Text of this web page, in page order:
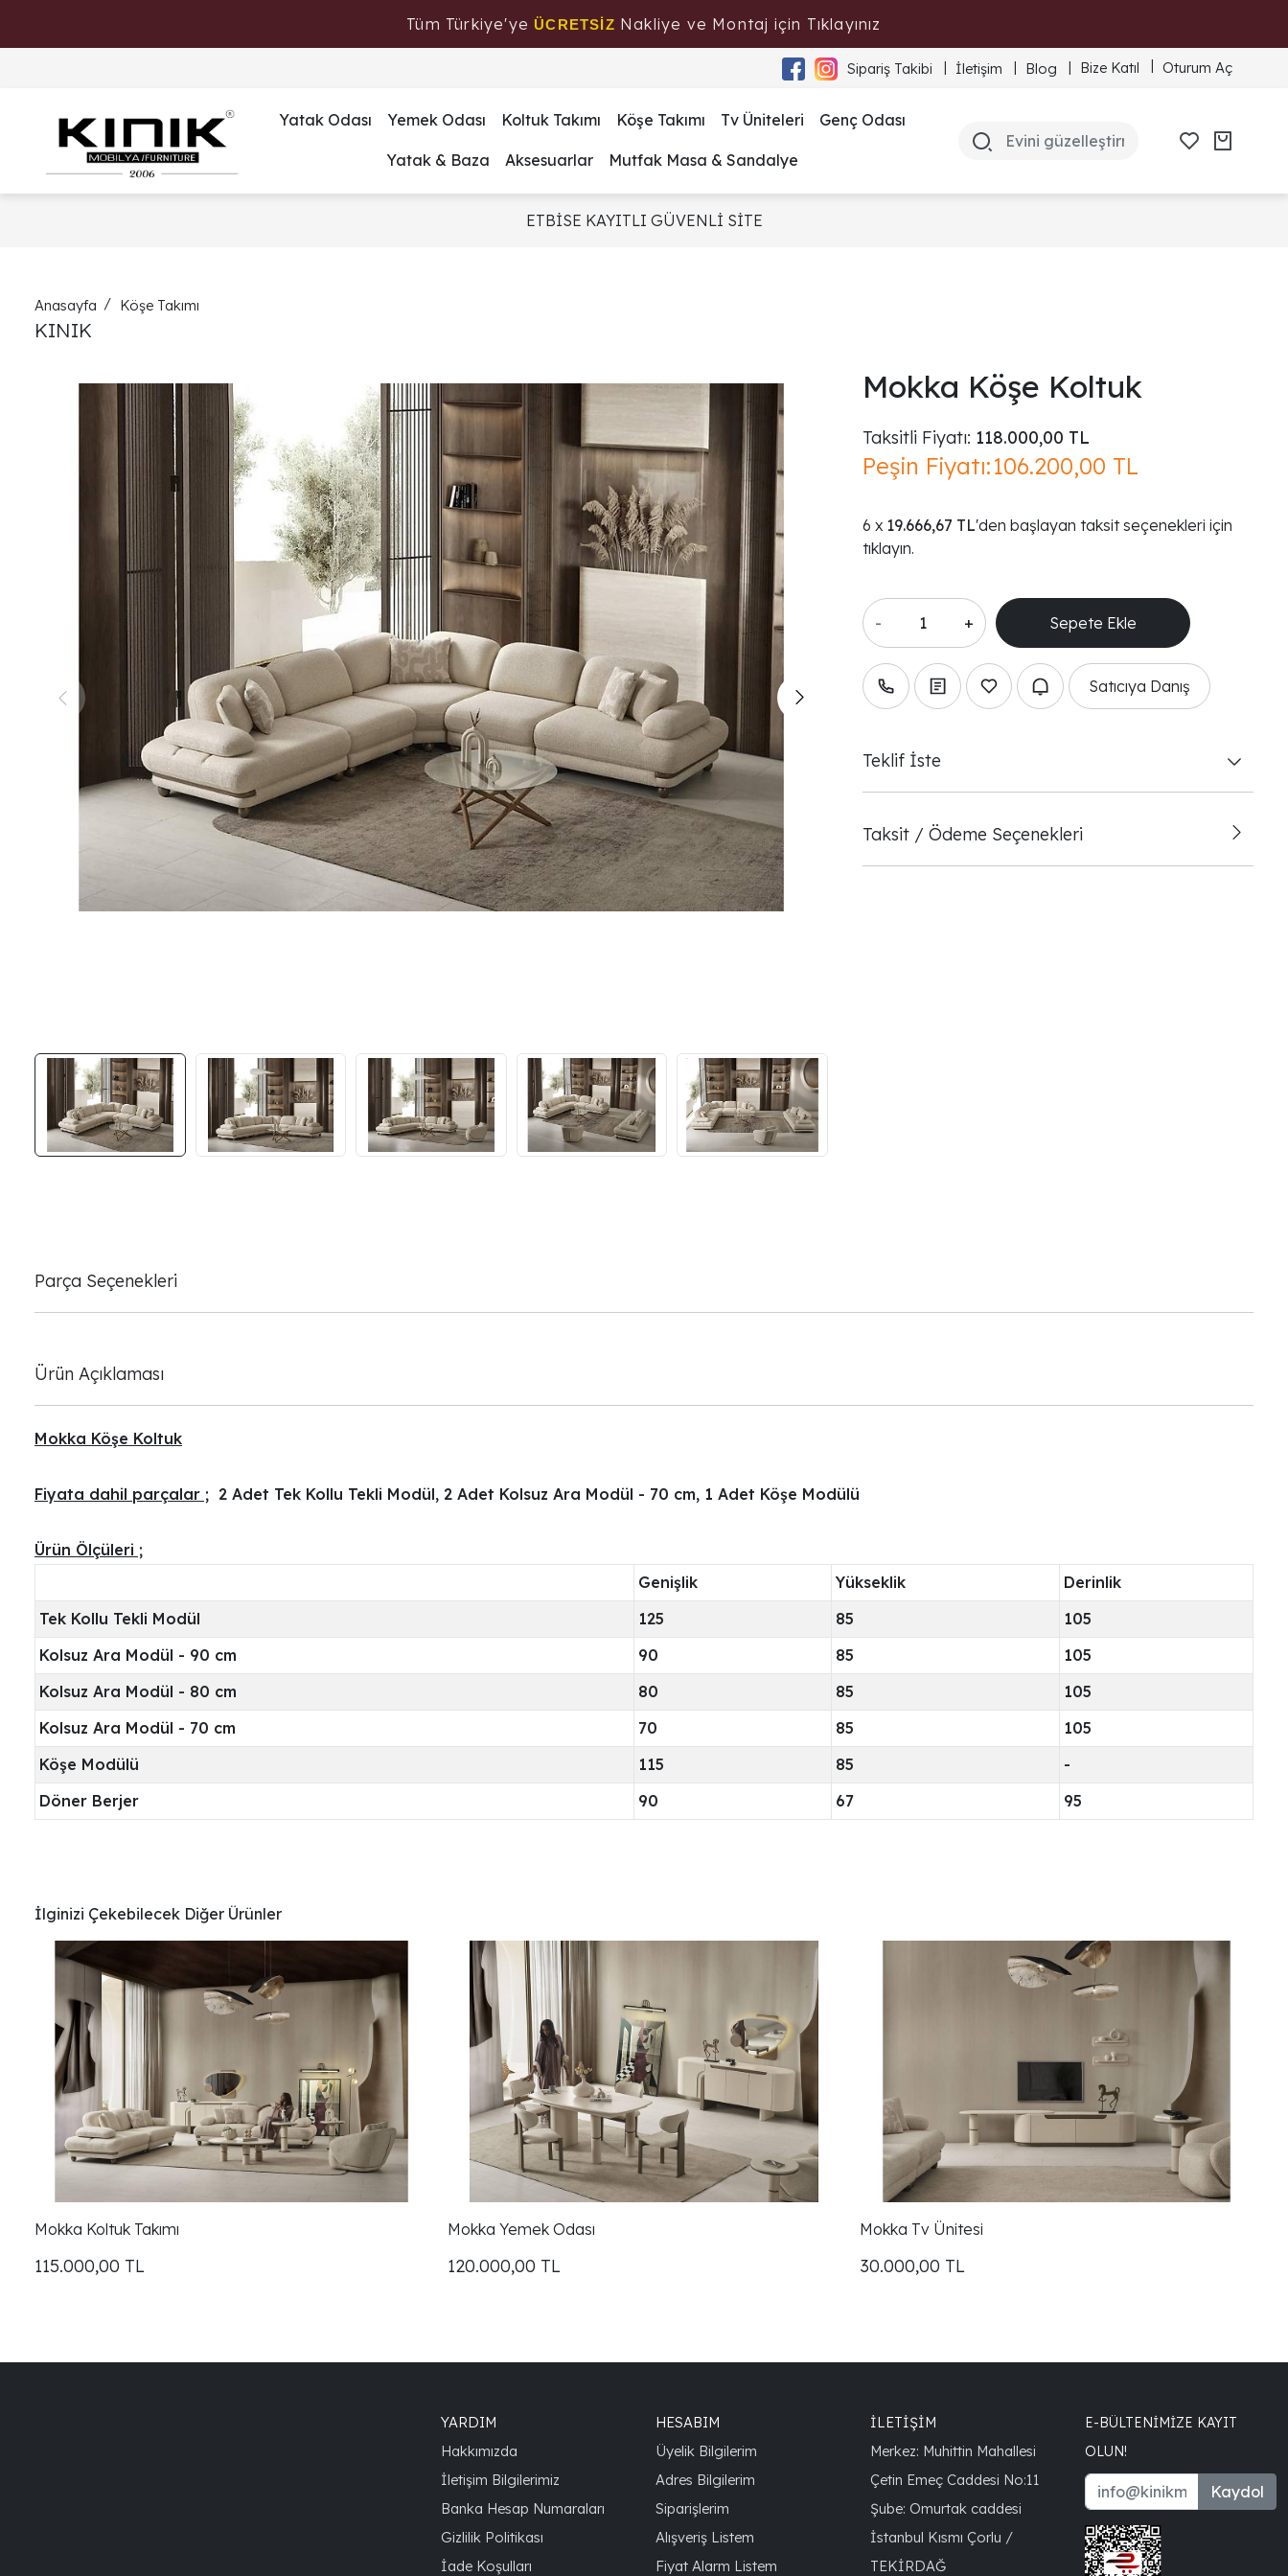
Tüm Türkiye'ye ÜCRETSİZ Nakliye ve Montaj için Tıklayınız
Sipariş Takibi İletişim Blog Bize Katıl Oturum Aç
Yatak Odası Yemek Odası Koltuk Takımı Köşe Takımı Tv Üniteleri Genç Odası
Yatak & Baza Aksesuarlar Mutfak Masa & Sandalye
ETBİSE KAYITLI GÜVENLİ SİTE
Anasayfa Köşe Takımı
KINIK
Mokka Köşe Koltuk
Taksitli Fiyatı: 118.000,00 TL
Peşin Fiyatı:106.200,00 TL
19.666,67 TL'den başlayan taksit seçenekleri için
tıklayın.
- +
Satıcıya Danış
Teklif İste
Taksit / Ödeme Seçenekleri
Parça Seçenekleri
Ürün Açıklaması
Mokka Köşe Koltuk
Fiyata dahil parçalar ; 2 Adet Tek Kollu Tekli Modül, 2 Adet Kolsuz Ara Modül - 70 cm, 1 Adet Köşe Modülü
Ürün Ölçüleri ;
Genişlik
Yükseklik
Derinlik
Tek Kollu Tekli Modül
125 85
105
Kolsuz Ara Modül - 90 cm
90 85
105
Kolsuz Ara Modül - 80 cm
80 85
105
Kolsuz Ara Modül - 70 cm
70 85
105
Köşe Modülü
115 85
-
Döner Berjer
90 67 95
İlginizi Çekebilecek Diğer Ürünler
Mokka Koltuk Takımı
115.000,00 TL
Mokka Yemek Odası
120.000,00 TL
Mokka Tv Ünitesi
30.000,00 TL
YARDIM
Hakkımızda
İletişim Bilgilerimiz
Banka Hesap Numaraları
Gizlilik Politikası
İade Koşulları
HESABIM
Üyelik Bilgilerim
Adres Bilgilerim
Siparişlerim
Alışveriş Listem
Fiyat Alarm Listem
İLETİŞİM
Merkez: Muhittin Mahallesi
Çetin Emeç Caddesi No:11
Şube: Omurtak caddesi
İstanbul Kısmı Çorlu /
TEKİRDAĞ
E-BÜLTENIMIZE KAYIT
OLUN!
Kaydol